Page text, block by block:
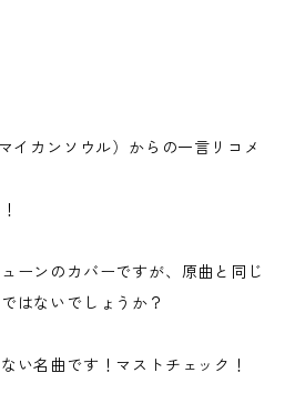
イカンソウル）からの一言リコメ
ーンのカバーですが、原曲と同じ
はないでしょうか？
い名曲です！マストチェック！